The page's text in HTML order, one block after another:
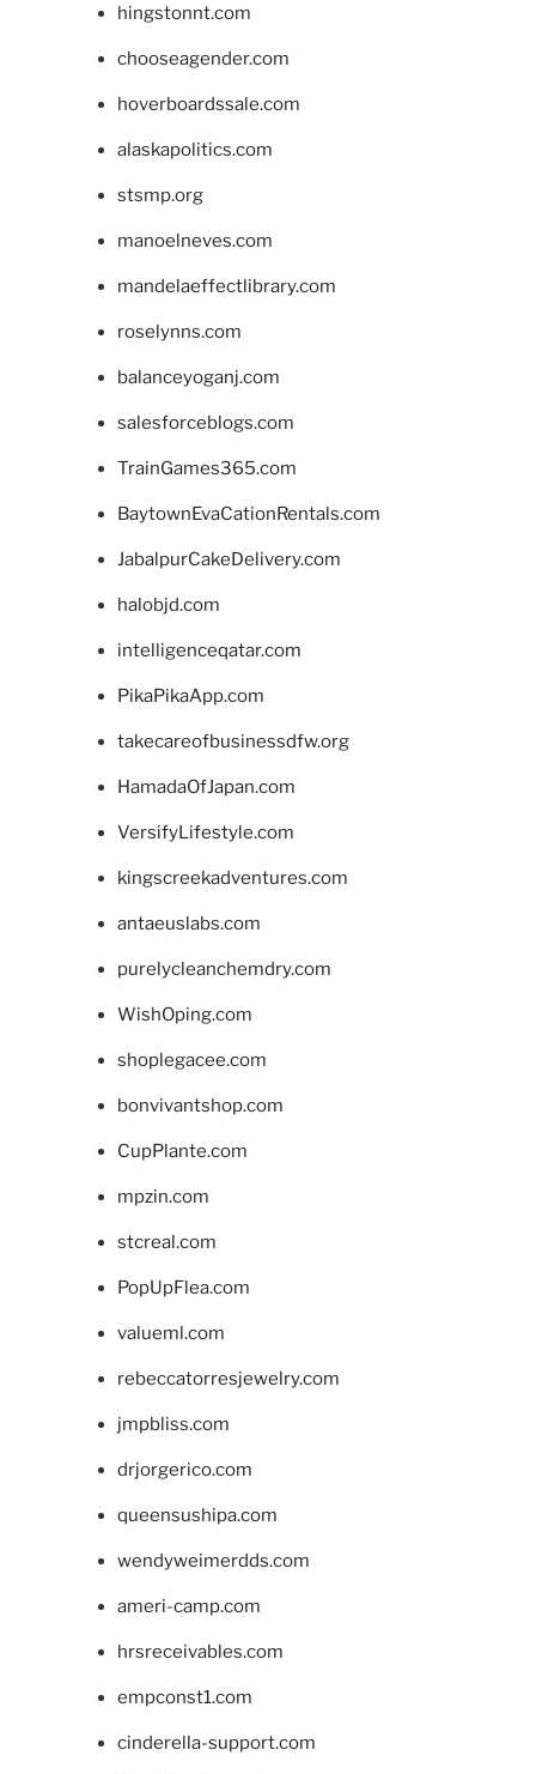
hingstonnt.com
chooseagender.com
hoverboardssale.com
alaskapolitics.com
stsmp.org
manoelneves.com
mandelaeffectlibrary.com
roselynns.com
balanceyoganj.com
salesforceblogs.com
TrainGames365.com
BaytownEvaCationRentals.com
JabalpurCakeDelivery.com
halobjd.com
intelligenceqatar.com
PikaPikaApp.com
takecareofbusinessdfw.org
HamadaOfJapan.com
VersifyLifestyle.com
kingscreekadventures.com
antaeuslabs.com
purelycleanchemdry.com
WishOping.com
shoplegacee.com
bonvivantshop.com
CupPlante.com
mpzin.com
stcreal.com
PopUpFlea.com
valueml.com
rebeccatorresjewelry.com
jmpbliss.com
drjorgerico.com
queensushipa.com
wendyweimerdds.com
ameri-camp.com
hrsreceivables.com
empconst1.com
cinderella-support.com